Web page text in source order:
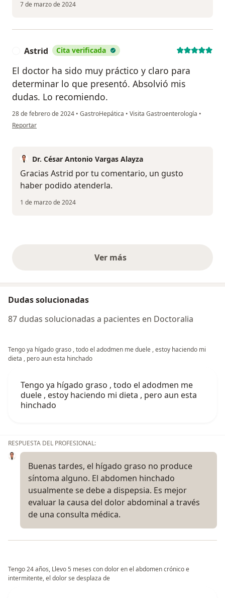
7 de marzo de 2024
Astrid Cita verificada
El doctor ha sido muy práctico y claro para
determinar lo que presentó. Absolvió mis
dudas. Lo recomiendo.
28 de febrero de 2024 • GastroHepática • Visita Gastroenterología •
en opinión del usuario Astrid
Reportar
Dr. César Antonio Vargas Alayza
Gracias Astrid por tu comentario, un gusto
haber podido atenderla.
1 de marzo de 2024
Ver másopiniones anteriores
Dudas solucionadas
87 dudas solucionadas a pacientes en Doctoralia
Tengo ya hígado graso , todo el adodmen me duele , estoy haciendo mi
dieta , pero aun esta hinchado
Tengo ya hígado graso , todo el adodmen me
duele , estoy haciendo mi dieta , pero aun esta
hinchado
RESPUESTA DEL PROFESIONAL:
Buenas tardes, el hígado graso no produce
síntoma alguno. El abdomen hinchado
usualmente se debe a dispepsia. Es mejor
evaluar la causa del dolor abdominal a través
de una consulta médica.
Tengo 24 años, Llevo 5 meses con dolor en el abdomen crónico e
intermitente, el dolor se desplaza de